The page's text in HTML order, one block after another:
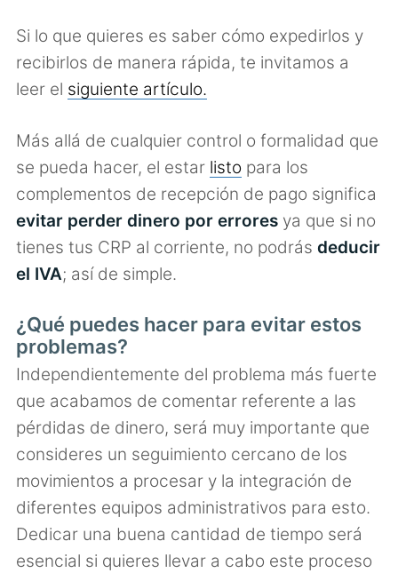
Si lo que quieres es saber cómo expedirlos y
recibirlos de manera rápida, te invitamos a
leer el siguiente artículo.
Más allá de cualquier control o formalidad que
se pueda hacer, el estar listopara los
complementos de recepción de pago significa
evitar perder dinero por erroresya que si no
tienes tus CRP al corriente, no podrás deducir
el IVA; así de simple.
¿Qué puedes hacer para evitar estos
problemas?
Independientemente del problema más fuerte
que acabamos de comentar referente a las
pérdidas de dinero, será muy importante que
consideres un seguimiento cercano de los
movimientos a procesar y la integración de
diferentes equipos administrativos para esto.
Dedicar una buena cantidad de tiempo será
esencial si quieres llevar a cabo este proceso